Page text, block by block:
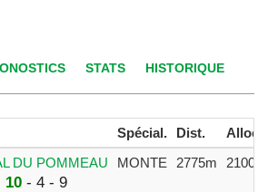
STATS HISTORIQUE
Spécial. Dist.
Alloc.
DU POMMEAU
10- 4 - 9
MONTE 2775m